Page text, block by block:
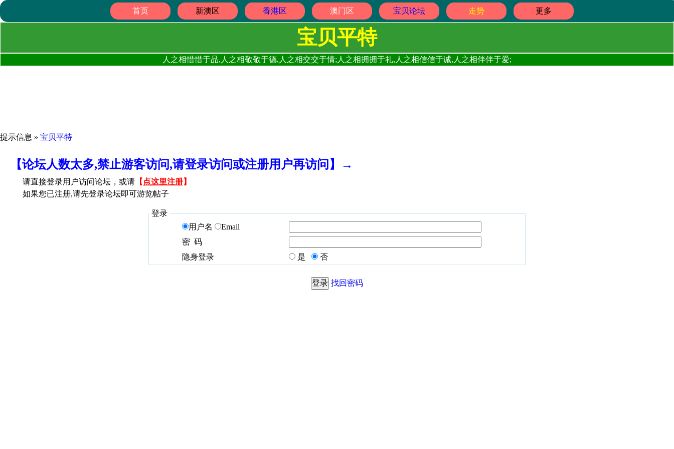
首页 新澳区 香港区 澳门区 宝贝论坛 走势 更多
宝贝平特
人之相惜惜于品,人之相敬敬于德,人之相交交于情;人之相拥拥于礼,人之相信信于诚,人之相伴伴于爱;
提示信息 » 宝贝平特
【论坛人数太多,禁止游客访问,请登录访问或注册用户再访问】→
请直接登录用户访问论坛，或请 【 点这里注册】
如果您已注册,请先登录论坛即可游览帖子
登录
用户名
Email
密 码
隐身登录
是 否
找回密码